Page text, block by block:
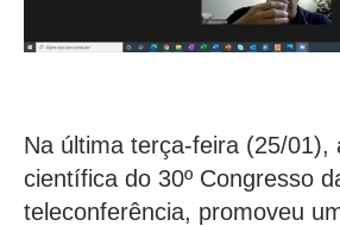
Na última terça-feira (25/01),
científica do 30º Congresso
teleconferência, promoveu